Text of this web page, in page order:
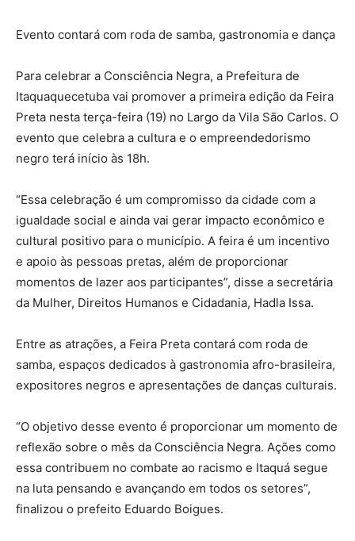
Evento contará com roda de samba, gastronomia e dança
Para celebrar a Consciência Negra, a Prefeitura de
Itaquaquecetuba vai promover a primeira edição da Feira
Preta nesta terça-feira (19) no Largo da Vila São Carlos. O
evento que celebra a cultura e o empreendedorismo
negro terá início às 18h.
“Essa celebração é um compromisso da cidade com a
igualdade social e ainda vai gerar impacto econômico e
cultural positivo para o município. A feira é um incentivo
e apoio às pessoas pretas, além de proporcionar
momentos de lazer aos participantes”, disse a secretária
da Mulher, Direitos Humanos e Cidadania, Hadla Issa.
Entre as atrações, a Feira Preta contará com roda de
samba, espaços dedicados à gastronomia afro-brasileira,
expositores negros e apresentações de danças culturais.
“O objetivo desse evento é proporcionar um momento de
reflexão sobre o mês da Consciência Negra. Ações como
essa contribuem no combate ao racismo e Itaquá segue
na luta pensando e avançando em todos os setores”,
finalizou o prefeito Eduardo Boigues.